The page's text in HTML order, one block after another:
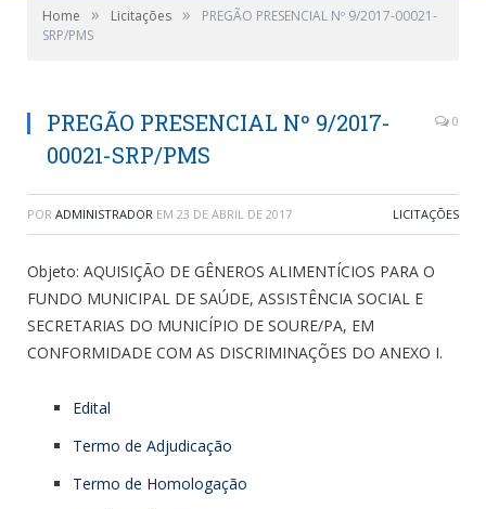
Home » Licitações »
PREGÃO PRESENCIAL Nº 9/2017-00021-
SRP/PMS
PREGÃO PRESENCIAL Nº 9/2017-
00021-SRP/PMS
0
POR ADMINISTRADOR EM 23 DE ABRIL DE 2017 LICITAÇÕES
Objeto: AQUISIÇÃO DE GÊNEROS ALIMENTÍCIOS PARA O
FUNDO MUNICIPAL DE SAÚDE, ASSISTÊNCIA SOCIAL E
SECRETARIAS DO MUNICÍPIO DE SOURE/PA, EM
CONFORMIDADE COM AS DISCRIMINAÇÕES DO ANEXO I.
Edital
Termo de Adjudicação
Termo de Homologação